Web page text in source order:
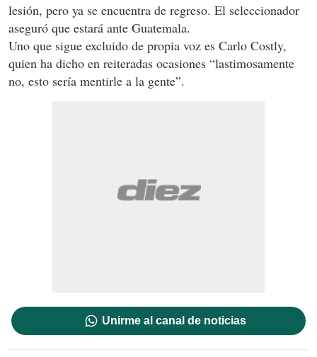
lesión, pero ya se encuentra de regreso. El seleccionador
aseguró que estará ante Guatemala.
Uno que sigue excluido de propia voz es Carlo Costly,
quien ha dicho en reiteradas ocasiones “lastimosamente
no, esto sería mentirle a la gente”.
Unirme al canal de noticias